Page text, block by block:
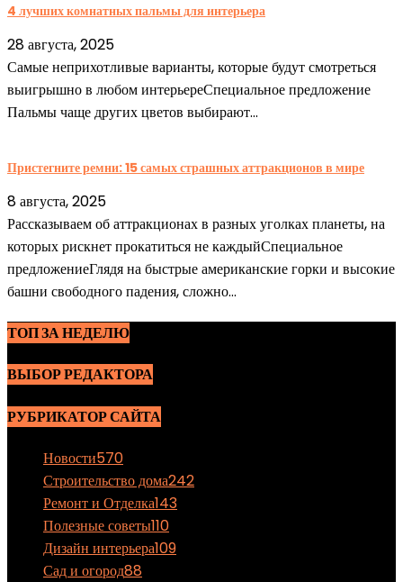
4 лучших комнатных пальмы для интерьера
28 августа, 2025
Самые неприхотливые варианты, которые будут смотреться
выигрышно в любом интерьереСпециальное предложение
Пальмы чаще других цветов выбирают...
Пристегните ремни: 15 самых страшных аттракционов в мире
8 августа, 2025
Рассказываем об аттракционах в разных уголках планеты, на
которых рискнет прокатиться не каждыйСпециальное
предложениеГлядя на быстрые американские горки и высокие
башни свободного падения, сложно...
ТОП ЗА НЕДЕЛЮ
ВЫБОР РЕДАКТОРА
РУБРИКАТОР САЙТА
Новости570
Строительство дома242
Ремонт и Отделка143
Полезные советы110
Дизайн интерьера109
Сад и огород88